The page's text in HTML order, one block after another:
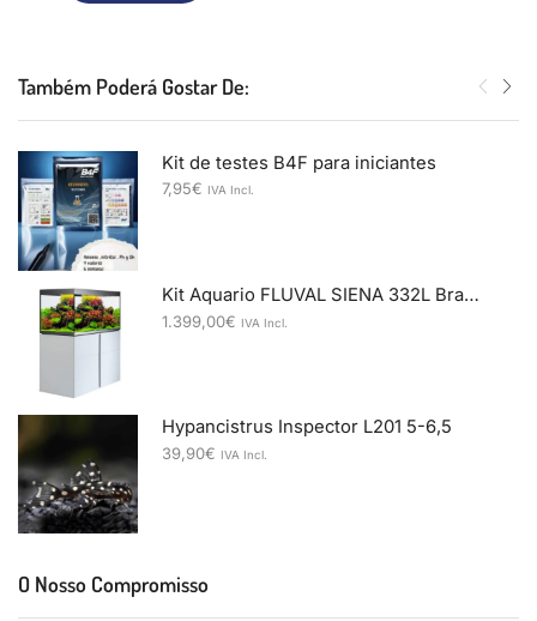
Também Poderá Gostar De:
Kit de testes B4F para iniciantes
7,95€ IVA Incl.
Kit Aquario FLUVAL SIENA 332L Branco
1.399,00€ IVA Incl.
Hypancistrus Inspector L201 5-6,5
39,90€ IVA Incl.
O Nosso Compromisso